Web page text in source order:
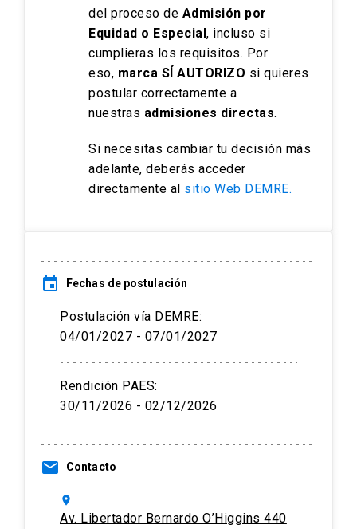
del proceso de Admisión por
Equidad o Especial, incluso si
cumplieras los requisitos. Por
eso, marca SÍ AUTORIZO si quieres
postular correctamente a
nuestras admisiones directas.
Si necesitas cambiar tu decisión más
adelante, deberás acceder
directamente al sitio Web DEMRE.
event Fechas de postulación
Postulación vía DEMRE:
04/01/2027 - 07/01/2027
Rendición PAES:
30/11/2026 - 02/12/2026
email Contacto
location_on
Av. Libertador Bernardo O’Higgins 440